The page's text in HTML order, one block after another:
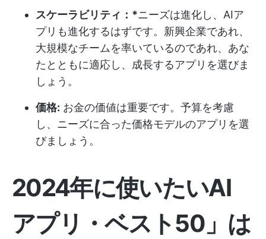
スケーラビリティ：*ニーズは進化し、AIア
プリも進化するはずです。新興企業であれ、
大規模なチームを率いているのであれ、あな
たとともに適応し、成長するアプリを選びま
しょう。
価格: お金の価値は重要です。予算を考慮
し、ニーズに合った価格モデルのアプリを選
びましょう。
2024年に使いたいAI
アプリ・ベスト50」は